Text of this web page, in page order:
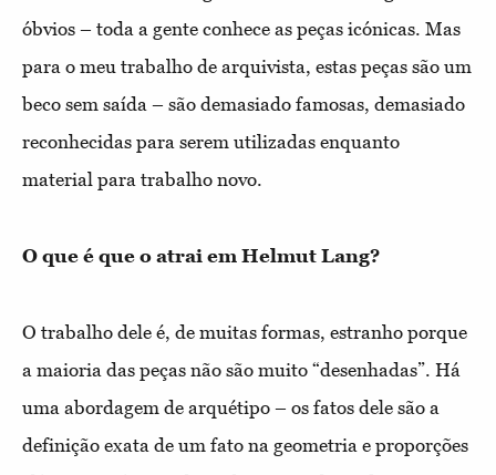
óbvios – toda a gente conhece as peças icónicas. Mas
para o meu trabalho de arquivista, estas peças são um
beco sem saída – são demasiado famosas, demasiado
reconhecidas para serem utilizadas enquanto
material para trabalho novo.
O que é que o atrai em Helmut Lang?
O trabalho dele é, de muitas formas, estranho porque
a maioria das peças não são muito “desenhadas”. Há
uma abordagem de arquétipo – os fatos dele são a
definição exata de um fato na geometria e proporções